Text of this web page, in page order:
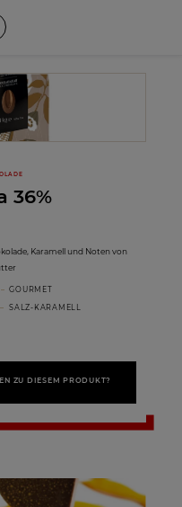
Collection
36%
Karamell und Noten von
GOURMET
SALZ-KARAMELL
ZU DIESEM PRODUKT?